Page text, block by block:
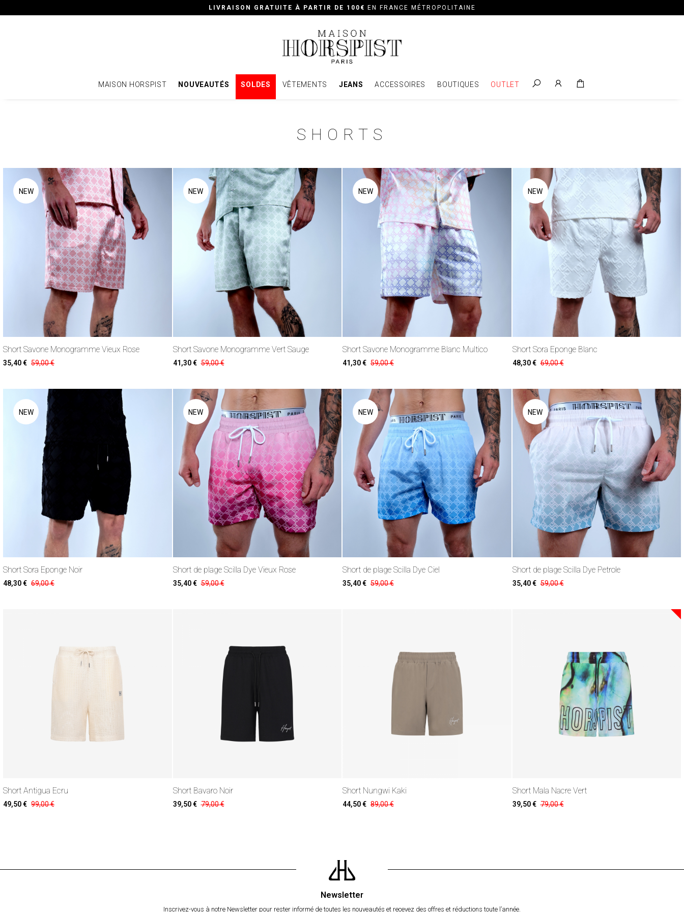
LIVRAISON GRATUITE À PARTIR DE 100€ EN FRANCE MÉTROPOLITAINE
MAISON HORSPIST NOUVEAUTÉS SOLDES VÊTEMENTS JEANS ACCESSOIRES BOUTIQUES OUTLET
SHORTS
NEW
Short Savone Monogramme Vieux Rose
35,40 € 59,00 €
NEW
Short Savone Monogramme Vert Sauge
41,30 € 59,00 €
NEW
Short Savone Monogramme Blanc Multico
41,30 € 59,00 €
NEW
Short Sora Eponge Blanc
48,30 € 69,00 €
NEW
Short Sora Eponge Noir
48,30 € 69,00 €
NEW
Short de plage Scilla Dye Vieux Rose
35,40 € 59,00 €
NEW
Short de plage Scilla Dye Ciel
35,40 € 59,00 €
NEW
Short de plage Scilla Dye Petrole
35,40 € 59,00 €
Short Antigua Ecru
49,50 € 99,00 €
Short Bavaro Noir
39,50 € 79,00 €
Short Nungwi Kaki
44,50 € 89,00 €
Short Mala Nacre Vert
39,50 € 79,00 €
Newsletter
Inscrivez-vous à notre Newsletter pour rester informé de toutes les nouveautés et recevez des offres et réductions toute l’année.